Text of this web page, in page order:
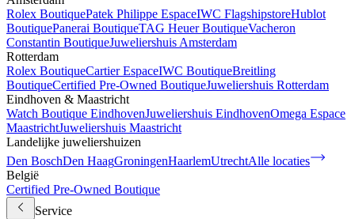
Rolex BoutiquePatek Philippe EspaceIWC FlagshipstoreHublot
BoutiquePanerai BoutiqueTAG Heuer BoutiqueVacheron
Constantin BoutiqueJuweliershuis Amsterdam
Rotterdam
Rolex BoutiqueCartier EspaceIWC BoutiqueBreitling
BoutiqueCertified Pre-Owned BoutiqueJuweliershuis Rotterdam
Eindhoven & Maastricht
Watch Boutique EindhovenJuweliershuis EindhovenOmega Espace
MaastrichtJuweliershuis Maastricht
Landelijke juweliershuizen
Den BoschDen HaagGroningenHaarlemUtrechtAlle locaties
België
Certified Pre-Owned Boutique
Service